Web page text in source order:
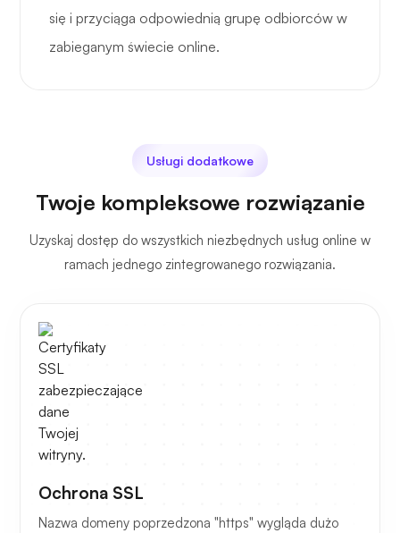
się i przyciąga odpowiednią grupę odbiorców w
zabieganym świecie online.
Usługi dodatkowe
Twoje kompleksowe rozwiązanie
Uzyskaj dostęp do wszystkich niezbędnych usług online w
ramach jednego zintegrowanego rozwiązania.
Ochrona SSL
Nazwa domeny poprzedzona "https" wygląda dużo